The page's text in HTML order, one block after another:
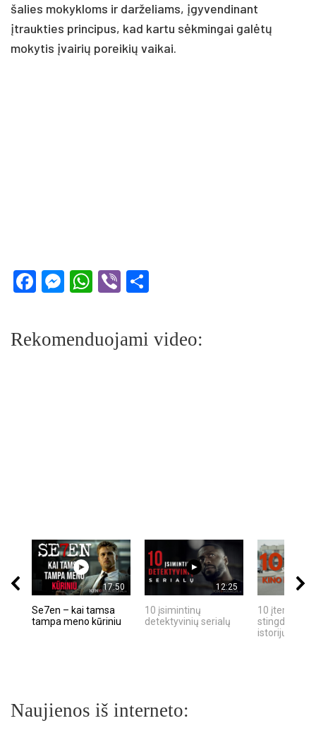
šalies mokykloms ir darželiams, įgyvendinant
įtraukties principus, kad kartu sėkmingai galėtų
mokytis įvairių poreikių vaikai.
Facebook
Messenger
WhatsApp
Viber
Rekomenduojami video:
17:50
Se7en – kai tamsa
tampa meno kūriniu
12:25
10 įsimintinų
detektyvinių serialų
10 įtemptų,
stingdančių
istorijų
Naujienos iš interneto: